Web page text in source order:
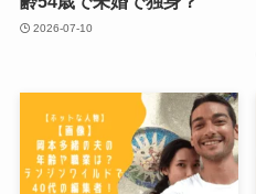
2026-07-10